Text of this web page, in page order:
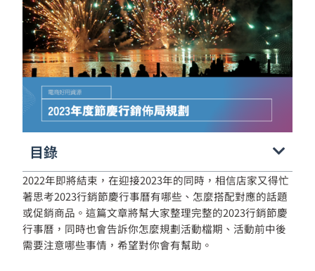
目錄
2022年即將結束，在迎接2023年的同時，相信店家又得忙
著思考2023行銷節慶行事曆有哪些、怎麼搭配對應的話題
或促銷商品。這篇文章將幫大家整理完整的2023行銷節慶
行事曆，同時也會告訴你怎麼規劃活動檔期、活動前中後
需要注意哪些事情，希望對你會有幫助。